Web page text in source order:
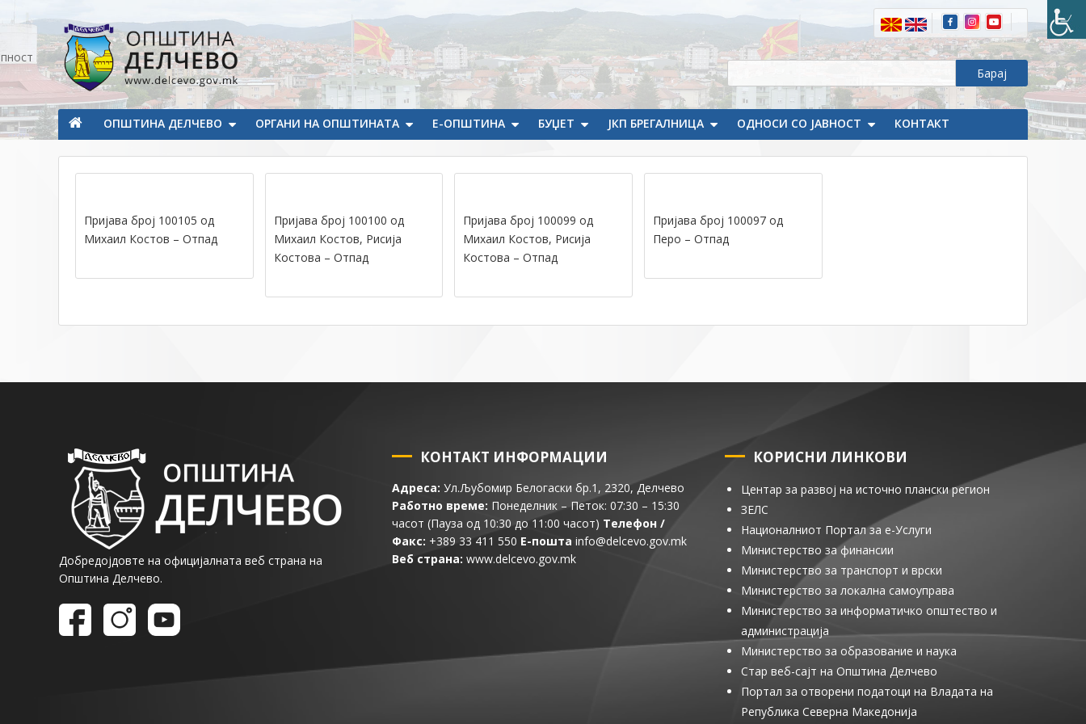
Општина Делчево
Општина Делчево
ОПШТИНА ДЕЛЧЕВО ОРГАНИ НА ОПШТИНАТА Е-ОПШТИНА БУЏЕТ ЈКП БРЕГАЛНИЦА ОДНОСИ СО ЈАВНОСТ КОНТАКТ
Пријава број 100105 од
Михаил Костов – Отпад
Пријава број 100100 од
Михаил Костов, Рисија
Костова – Отпад
Пријава број 100099 од
Михаил Костов, Рисија
Костова – Отпад
Пријава број 100097 од
Перо – Отпад
Добредојдовте на официјалната веб страна на
Општина Делчево.
КОНТАКТ ИНФОРМАЦИИ
Адреса: Ул.Љубомир Белогаски бр.1, 2320, Делчево
Работно време: Понеделник – Петок: 07:30 – 15:30
часот (Пауза од 10:30 до 11:00 часот) Телефон /
Факс: +389 33 411 550 Е-пошта info@delcevo.gov.mk
Веб страна: www.delcevo.gov.mk
КОРИСНИ ЛИНКОВИ
Центар за развој на источно плански регион
ЗЕЛС
Националниот Портал за е-Услуги
Министерство за финансии
Министерство за транспорт и врски
Министерство за локална самоуправа
Министерство за информатичко општество и
администрација
Министерство за образование и наука
Стар веб-сајт на Општина Делчево
Портал за отворени податоци на Владата на
Република Северна Македонија